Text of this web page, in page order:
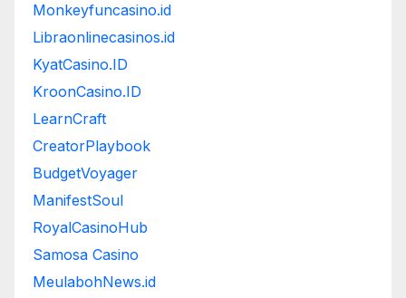
Monkeyfuncasino.id
Libraonlinecasinos.id
KyatCasino.ID
KroonCasino.ID
LearnCraft
CreatorPlaybook
BudgetVoyager
ManifestSoul
RoyalCasinoHub
Samosa Casino
MeulabohNews.id